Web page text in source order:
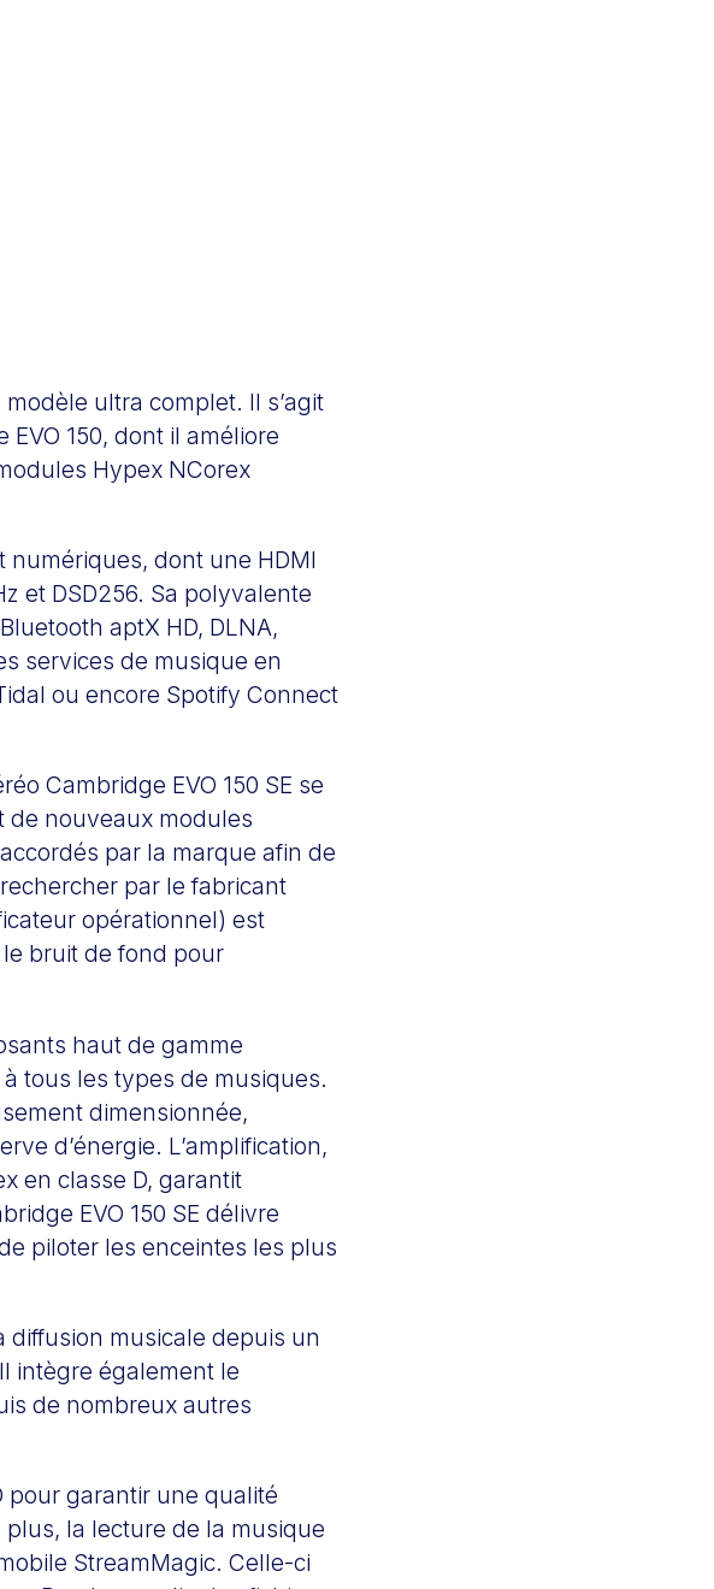
modèle ultra complet. Il s’agit
150, dont il améliore
Hypex NCorex
dont une HDMI
et DSD256. Sa polyvalente
aptX HD, DLNA,
services de musique en
ou encore Spotify Connect
Cambridge EVO 150 SE se
de nouveaux modules
par la marque afin de
par le fabricant
opérationnel) est
le bruit de fond pour
haut de gamme
tous les types de musiques.
dimensionnée,
d’énergie. L’amplification,
en classe D, garantit
EVO 150 SE délivre
piloter les enceintes les plus
diffusion musicale depuis un
intègre également le
de nombreux autres
pour garantir une qualité
la lecture de la musique
StreamMagic. Celle-ci